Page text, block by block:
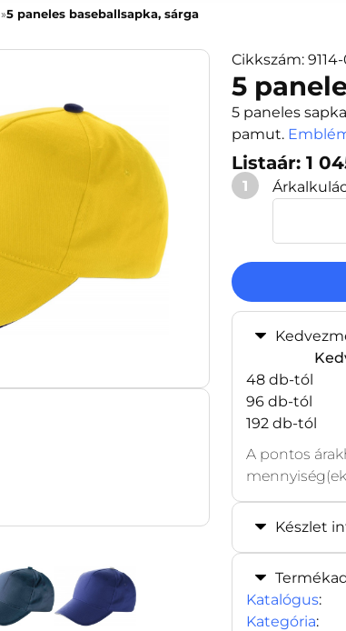
5 paneles baseballsapka, sárga
Cikkszám:
5
5 paneles
pamut.
Listaár: 1
1
48 db-tól
96 db-tól
192 db-tól
A pontos
Készlet
Katalógus:
Kategória: